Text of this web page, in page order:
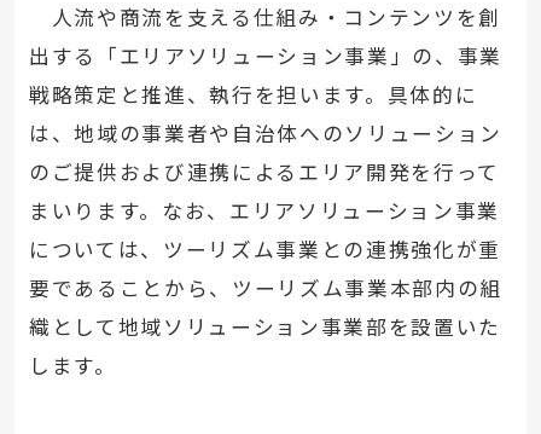
人流や商流を支える仕組み・コンテンツを創
出する「エリアソリューション事業」の、事業
戦略策定と推進、執行を担います。具体的に
は、地域の事業者や自治体へのソリューション
のご提供および連携によるエリア開発を行って
まいります。なお、エリアソリューション事業
については、ツーリズム事業との連携強化が重
要であることから、ツーリズム事業本部内の組
織として地域ソリューション事業部を設置いた
します。